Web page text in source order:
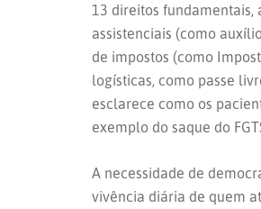
13 direitos fundamentais,
assistenciais (como
de impostos (como
logísticas, como passe
esclarece como os
exemplo do saque do
A necessidade de
vivência diária de quem